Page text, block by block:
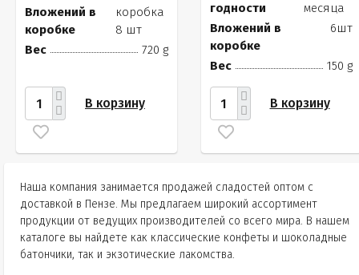
Вложений в
коробке
коробка
8 шт
Вес
720 g
В корзину
годности
месяца
Вложений в
коробке
6шт
Вес 150 g
В корзину
Наша компания занимается продажей сладостей оптом с
доставкой в Пензе. Мы предлагаем широкий ассортимент
продукции от ведущих производителей со всего мира. В нашем
каталоге вы найдете как классические конфеты и шоколадные
батончики, так и экзотические лакомства.